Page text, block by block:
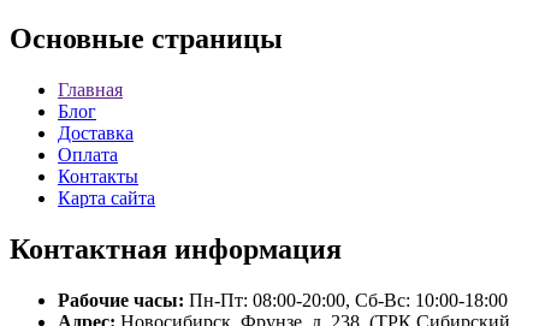
Основные страницы
Главная
Блог
Доставка
Оплата
Контакты
Карта сайта
Контактная информация
Рабочие часы: Пн-Пт: 08:00-20:00, Сб-Вс: 10:00-18:00
Адрес: Новосибирск, Фрунзе, д. 238, (ТРК Сибирский